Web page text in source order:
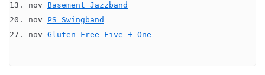
13. nov Basement Jazzband
20. nov PS Swingband
27. nov Gluten Free Five + One